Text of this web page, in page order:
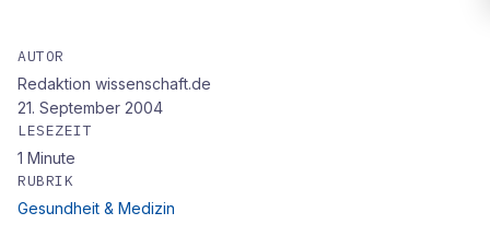
Schludrige Halbgötter in Weiß
AUTOR
Redaktion wissenschaft.de
21. September 2004
LESEZEIT
1 Minute
RUBRIK
Gesundheit & Medizin